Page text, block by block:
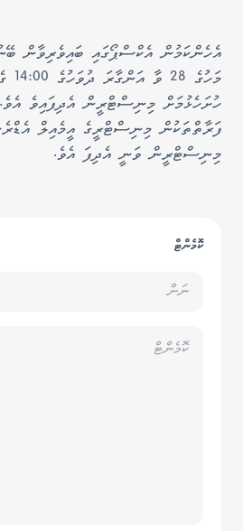
އެހެންކަމުން އެކްސްޕޯގައި ބައިވެރިވާން
ހުށަހެޅުމަށް މިނިސްޓްރީން އެދިފައިވެ
ފަރާތްތަކުން މިނިސްޓްރީގެ އީމެއިލް
މިނިސްޓްރީން ވަނީ އެދިފަ އެވެ.
ކޮމެންޓް